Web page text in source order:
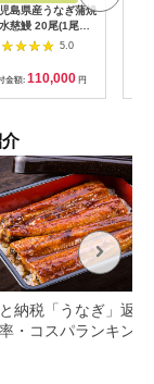
島県産うなぎ蒲焼
慈鰻 20尾(1尾約
＜計約3.2kg＞
5.0
金額: 110,000 円
納税「うなぎ」返礼
・コスパランキング